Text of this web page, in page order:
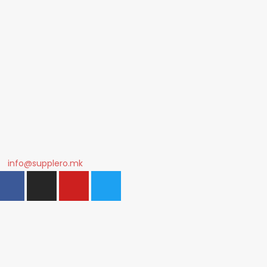
info@supplero.mk